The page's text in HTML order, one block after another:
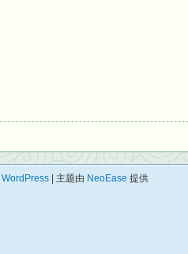
WordPress | 主题由 NeoEase 提供